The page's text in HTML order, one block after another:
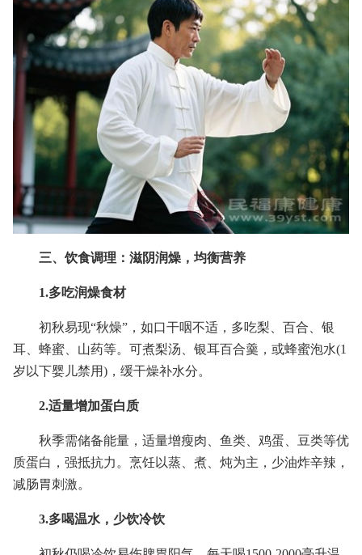
三、饮食调理：滋阴润燥，均衡营养
1.多吃润燥食材
初秋易现“秋燥”，如口干咽不适，多吃梨、百合、银
耳、蜂蜜、山药等。可煮梨汤、银耳百合羹，或蜂蜜泡水(1
岁以下婴儿禁用)，缓干燥补水分。
2.适量增加蛋白质
秋季需储备能量，适量增瘦肉、鱼类、鸡蛋、豆类等优
质蛋白，强抵抗力。烹饪以蒸、煮、炖为主，少油炸辛辣，
减肠胃刺激。
3.多喝温水，少饮冷饮